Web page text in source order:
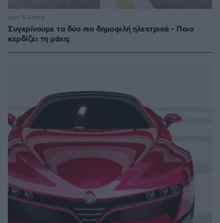
Συγκρίνουμε τα δύο πιο δημοφιλή ηλεκτρικά - Ποιο
κερδίζει τη μάχη;
πριν 8 λεπτά